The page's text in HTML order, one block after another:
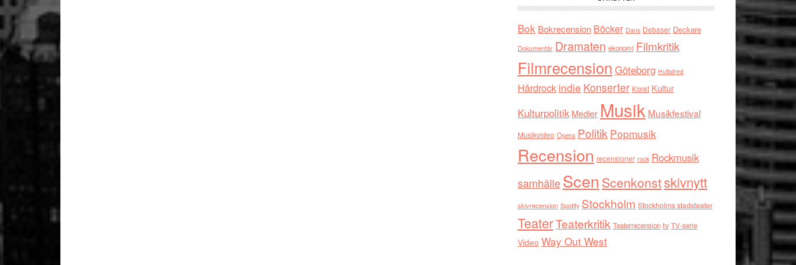
Bok Bokrecension Böcker Dans Debaser Deckare
Dokumentär Dramaten ekonomi Filmkritik
Filmrecension Göteborg Hultsfred
Hårdrock indie Konserter Konst Kultur
Kulturpolitik Medier Musik Musikfestival
Musikvideo Opera Politik Popmusik
Recension recensioner rock Rockmusik
samhälleScen Scenkonstskivnytt
skivrecension Spotify Stockholm Stockholms stadsteater
TeaterTeaterkritik Teaterrecension tv TV-serie
Video Way Out West